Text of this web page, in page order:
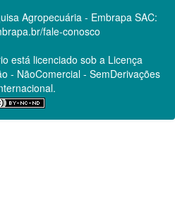
Agropecuária - Embrapa SAC:
fale-conosco
está licenciado sob a Licença
- NãoComercial - SemDerivações